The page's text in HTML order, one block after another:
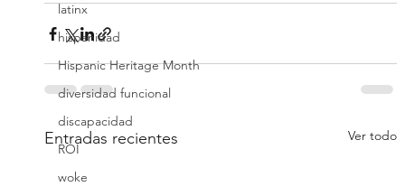
latinx
hispanidad
Hispanic Heritage Month
diversidad funcional
discapacidad
ROI
woke
Entradas recientes Ver todo